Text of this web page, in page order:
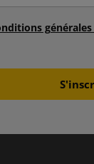
générales